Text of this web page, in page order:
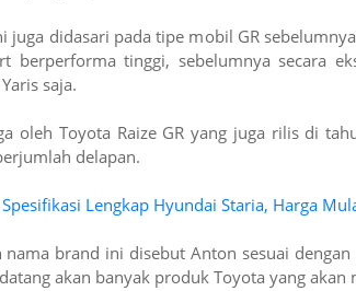
juga didasari pada tipe mobil GR
berperforma tinggi, sebelumnya secara
saja.
oleh Toyota Raize GR yang juga rilis di
delapan.
Spesifikasi Lengkap Hyundai Staria, Harga
nama brand ini disebut Anton sesuai
akan banyak produk Toyota yang akan